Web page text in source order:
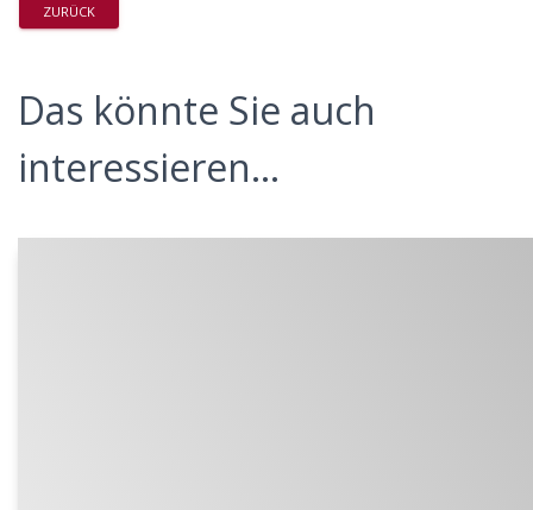
ZURÜCK
Das könnte Sie auch
interessieren...